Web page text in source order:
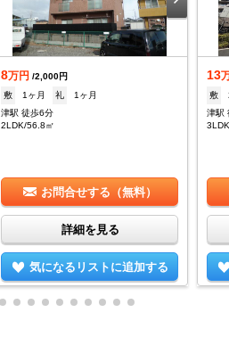
8万円 /2,000円
敷
1ヶ月 礼
1ヶ月
津駅 徒歩6分
2LDK/56.8㎡
お問合せする（無料）
詳細を見る
気になるリストに追加する
13
敷
津駅